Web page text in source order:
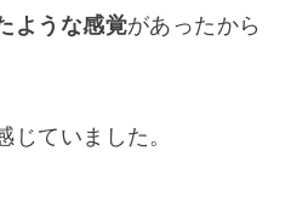
ような感覚があったから
じていました。